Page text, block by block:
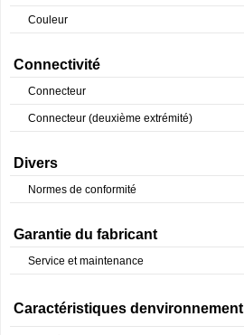
Couleur
Connectivité
Connecteur
Connecteur (deuxième extrémité)
Divers
Normes de conformité
Garantie du fabricant
Service et maintenance
Caractéristiques denvironnement